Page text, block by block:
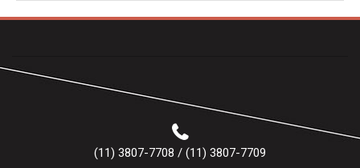
(11) 3807-7708 / (11) 3807-7709